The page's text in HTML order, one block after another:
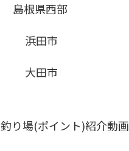
島根県西部
浜田市
大田市
釣り場(ポイント)紹介動画